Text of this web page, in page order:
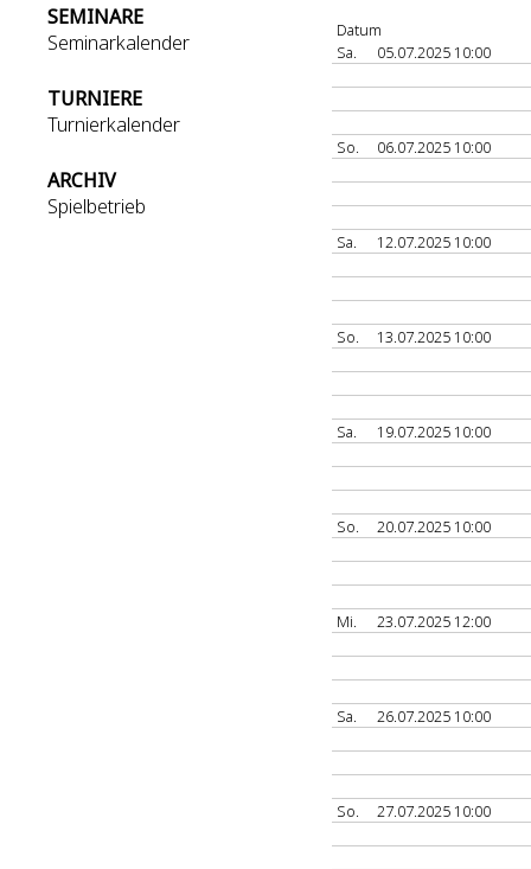
SEMINARE
Seminarkalender
TURNIERE
Turnierkalender
ARCHIV
Spielbetrieb
Datum
Sa.
05.07.2025 10:00
So. 06.07.2025 10:00
Sa. 12.07.2025 10:00
So. 13.07.2025 10:00
Sa. 19.07.2025 10:00
So. 20.07.2025 10:00
Mi. 23.07.2025 12:00
Sa. 26.07.2025 10:00
So. 27.07.2025 10:00